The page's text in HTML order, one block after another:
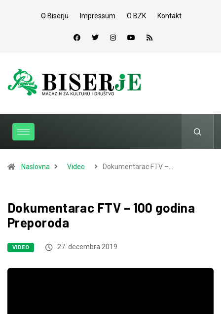
O Biserju Impressum O BZK Kontakt
Naslovna Video Dokumentarac FTV –…
Dokumentarac FTV – 100 godina
Preporoda
VIDEO 27. decembra 2019.